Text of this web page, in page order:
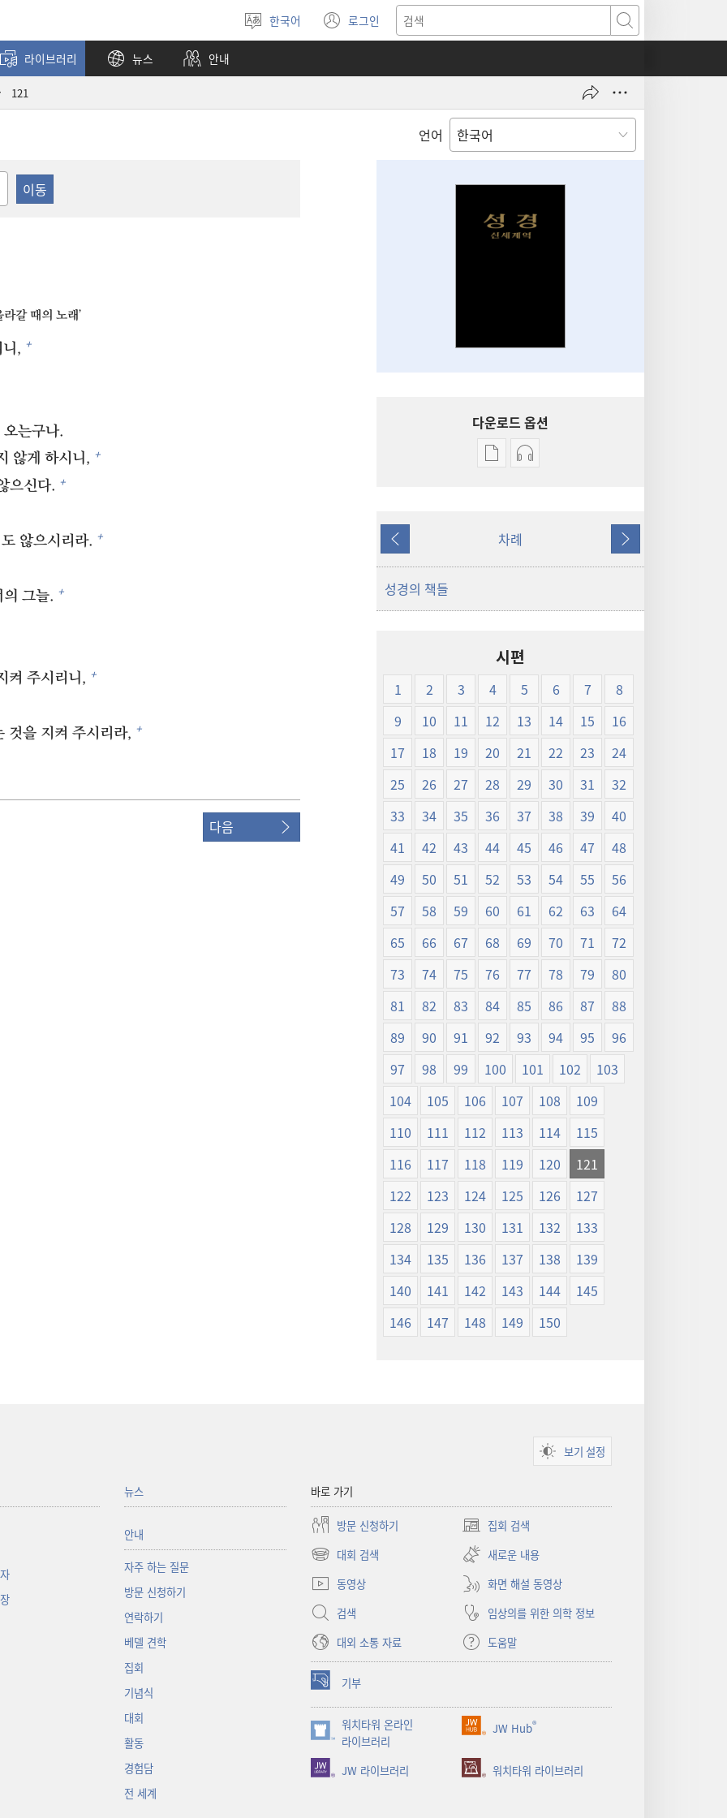
언어
선택
한국어 로그인
(새로운
창
검색
라이브러리 뉴스 안내
121
언어
라갈 때의 노래’
, +
오는구나.
않게 하시니, +
으신다. +
않으시리라. +
의 그늘. +
켜 주시리니, +
것을 지켜 주시리라, +
다음
다운로드 옵션
출판물
성경
(1999년판)
오디오
(1999년판)
이전 차례 다음
성경의 책들
시편
1 2 3 4 5 6 7
8
9
10 11 12 13 14 15
16
17
18 19 20 21 22 23
24
25
26 27 28 29 30 31
32
33
34 35 36 37 38 39
40
41
42 43 44 45 46 47
48
49
50 51 52 53 54 55
56
57
58 59 60 61 62 63
64
65
66 67 68 69 70 71
72
73
74 75 76 77 78 79
80
81
82 83 84 85 86 87
88
89
90 91 92 93 94 95
96
97
98 99 100 101 102
103
104
105 106 107 108
109
110
111 112 113 114
115
116
117 118 119 120
121
122
123 124 125 126
127
128
129 130 131 132
133
134
135 136 137 138
139
140
141 142 143 144
145
146
147 148 149 150
보기 설정
뉴스
안내
자주 하는 질문
방문 신청하기
연락하기
베델 견학
집회
기념식
대회
활동
경험담
전 세계
바로 가기
방문 신청하기 집회 검색
(새로운
창
열기)
대회 검색
(새로운
창
새로운 내용
동영상
화면 해설 동영상
검색
임상의를 위한 의학 정보
대외 소통 자료
도움말
기부
(새로운
창
열기)
워치타워 온라인
라이브러리
(새로운
창
열기)
JW Hub®
(새로운
열기)
JW 라이브러리 워치타워 라이브러리